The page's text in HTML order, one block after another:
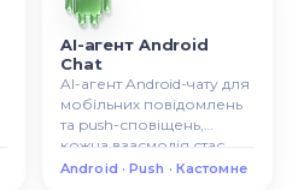
AI-агент Android
Chat
AI-агент Android-чату для
мобільних повідомлень
та push-сповіщень,
кожна взаємодія стає
відстежуваним лідом у
Android · Push · Кастомне